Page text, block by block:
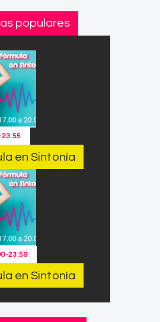
populares
23:55
en Sintonía
-23:59
en Sintonía